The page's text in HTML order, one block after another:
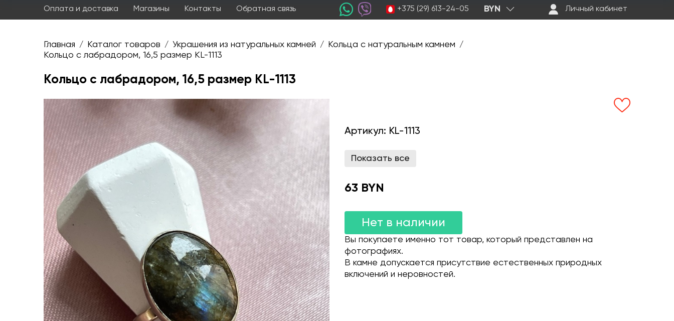
Оплата и доставка Магазины Контакты Обратная связь +375 (29) 613-24-05 BYN Личный кабинет
Главная / Каталог товаров / Украшения из натуральных камней / Кольца с натуральным камнем /
Кольцо с лабрадором, 16,5 размер KL-1113
Кольцо с лабрадором, 16,5 размер KL-1113
Артикул: KL-1113
Показать все
63 BYN
Нет в наличии
Вы покупаете именно тот товар, который представлен на
фотографиях.
В камне допускается присутствие естественных природных
включений и неровностей.